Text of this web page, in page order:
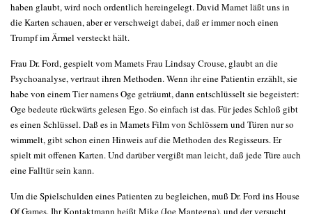
haben glaubt, wird noch ordentlich hereingelegt. David Mamet läßt uns in
die Karten schauen, aber er verschweigt dabei, daß er immer noch einen
Trumpf im Ärmel versteckt hält.
Frau Dr. Ford, gespielt vom Mamets Frau Lindsay Crouse, glaubt an die
Psychoanalyse, vertraut ihren Methoden. Wenn ihr eine Patientin erzählt, sie
habe von einem Tier namens Oge geträumt, dann entschlüsselt sie begeistert:
Oge bedeute rückwärts gelesen Ego. So einfach ist das. Für jedes Schloß gibt
es einen Schlüssel. Daß es in Mamets Film von Schlössern und Türen nur so
wimmelt, gibt schon einen Hinweis auf die Methoden des Regisseurs. Er
spielt mit offenen Karten. Und darüber vergißt man leicht, daß jede Türe auch
eine Falltür sein kann.
Um die Spielschulden eines Patienten zu begleichen, muß Dr. Ford ins House
Of Games. Ihr Kontaktmann heißt Mike (Joe Mantegna), und der versucht